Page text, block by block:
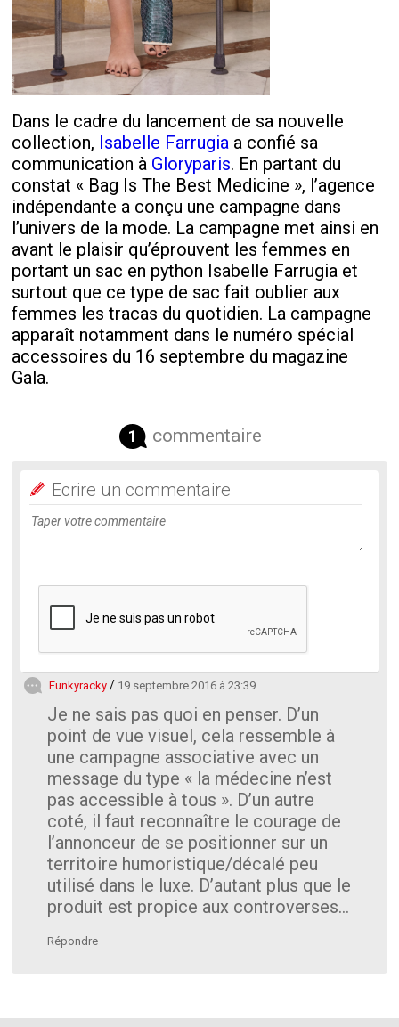
Dans le cadre du lancement de sa nouvelle
collection, Isabelle Farrugia a confié sa
communication à Gloryparis. En partant du
constat « Bag Is The Best Medicine », l’agence
indépendante a conçu une campagne dans
l’univers de la mode. La campagne met ainsi en
avant le plaisir qu’éprouvent les femmes en
portant un sac en python Isabelle Farrugia et
surtout que ce type de sac fait oublier aux
femmes les tracas du quotidien. La campagne
apparaît notamment dans le numéro spécial
accessoires du 16 septembre du magazine
Gala.
1 commentaire
Ecrire un commentaire
Funkyracky 19 septembre 2016 à 23:39
Je ne sais pas quoi en penser. D’un
point de vue visuel, cela ressemble à
une campagne associative avec un
message du type « la médecine n’est
pas accessible à tous ». D’un autre
coté, il faut reconnaître le courage de
l’annonceur de se positionner sur un
territoire humoristique/décalé peu
utilisé dans le luxe. D’autant plus que le
produit est propice aux controverses…
Répondre